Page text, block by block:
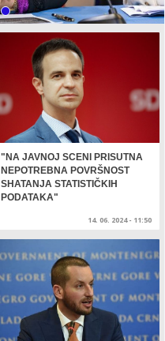
"NA JAVNOJ SCENI PRISUTNA
NEPOTREBNA POVRŠNOST
SHATANJA STATISTIČKIH
PODATAKA"
14. 06. 2024 - 11:50